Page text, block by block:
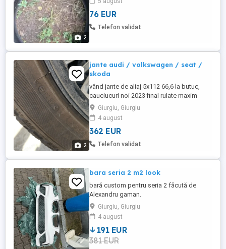
2
76 EUR
Telefon validat
2
jante audi / volkswagen / seat /
skoda
vând jante de aliaj 5x112 66,6 la butuc,
cauciucuri noi 2023 final rulate maxim
două luni, 235 45 r18, jante pentru Audi
Volkswagen seat prindere 5x112
Giurgiu, Giurgiu
4 august
362 EUR
Telefon validat
bara seria 2 m2 look
bară custom pentru seria 2 făcută de
Alexandru gaman.
Giurgiu, Giurgiu
4 august
191 EUR
381 EUR